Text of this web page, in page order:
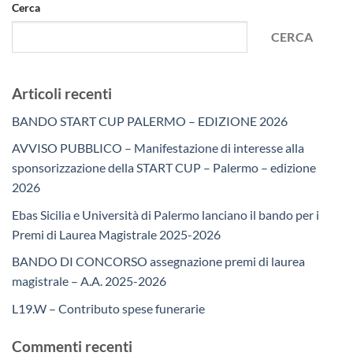
Cerca
CERCA
Articoli recenti
BANDO START CUP PALERMO – EDIZIONE 2026
AVVISO PUBBLICO – Manifestazione di interesse alla
sponsorizzazione della START CUP – Palermo – edizione
2026
Ebas Sicilia e Università di Palermo lanciano il bando per i
Premi di Laurea Magistrale 2025-2026
BANDO DI CONCORSO assegnazione premi di laurea
magistrale – A.A. 2025-2026
L19.W – Contributo spese funerarie
Commenti recenti